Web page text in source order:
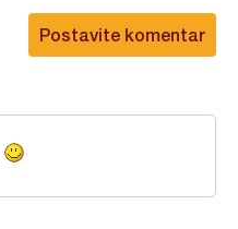
Postavite komentar